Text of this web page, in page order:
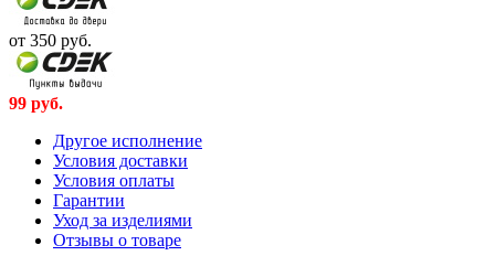
от 350 руб.
99 руб.
Другое исполнение
Условия доставки
Условия оплаты
Гарантии
Уход за изделиями
Отзывы о товаре